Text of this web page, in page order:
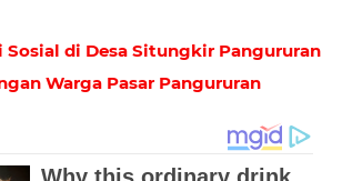
Sosial di Desa Situngkir Pangururan
Warga Pasar Pangururan